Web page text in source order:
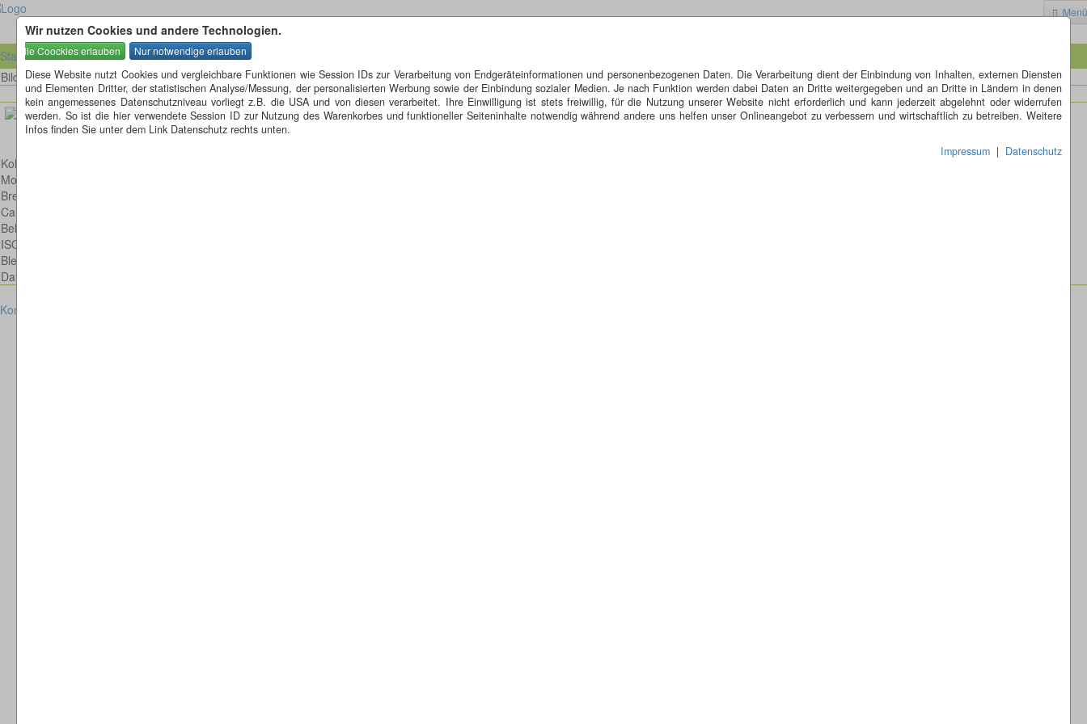
Wir nutzen Cookies und andere Technologien.
Diese Website nutzt Cookies und vergleichbare Funktionen wie Session IDs zur Verarbeitung von Endgeräteinformationen und personenbezogenen Daten. Die Verarbeitung dient der Einbindung von Inhalten, externen Diensten
und Elementen Dritter, der statistischen Analyse/Messung, der personalisierten Werbung sowie der Einbindung sozialer Medien. Je nach Funktion werden dabei Daten an Dritte weitergegeben und an Dritte in Ländern in denen
kein angemessenes Datenschutzniveau vorliegt z.B. die USA und von diesen verarbeitet. Ihre Einwilligung ist stets freiwillig, für die Nutzung unserer Website nicht erforderlich und kann jederzeit abgelehnt oder widerrufen
werden. So ist die hier verwendete Session ID zur Nutzung des Warenkorbes und funktioneller Seiteninhalte notwendig während andere uns helfen unser Onlineangebot zu verbessern und wirtschaftlich zu betreiben. Weitere
Infos finden Sie unter dem Link Datenschutz rechts unten.
Impressum | Datenschutz
Startseite
Bild 114 von 335Bilder
Kohlmeise
Model: Canon EOS 6D
Brennweite: 300mm
Canon EF 300mm 1:4,0 L IS USM
Belichtungsdauer : 1/320
ISO: 500
Blende: f/5.6
Datum: 2014:11:11 13:22:25
Kontakt